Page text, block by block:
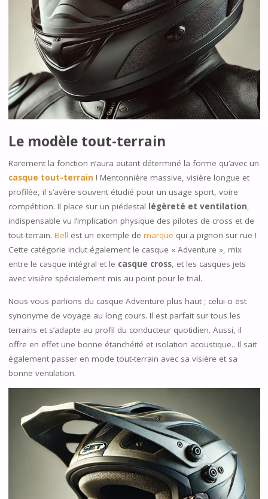
Le modèle tout-terrain
Rarement la fonction n’aura autant déterminé la forme qu’avec un
casque tout-terrain ! Mentonnière massive, visière longue et
profilée, il s’avère souvent étudié pour un usage sport, voire
compétition. Il place sur un piédestal légèreté et ventilation,
indispensable vu l’implication physique des pilotes de cross et de
tout-terrain. Bell est un exemple de marque qui a pignon sur rue !
Cette catégorie inclut également le casque « Adventure », mix
entre le casque intégral et le casque cross, et les casques jets
avec visière spécialement mis au point pour le trial.
Nous vous parlions du casque Adventure plus haut ; celui-ci est
synonyme de voyage au long cours. Il est parfait sur tous les
terrains et s’adapte au profil du conducteur quotidien. Aussi, il
offre en effet une bonne étanchéité et isolation acoustique.. Il sait
également passer en mode tout-terrain avec sa visière et sa
bonne ventilation.